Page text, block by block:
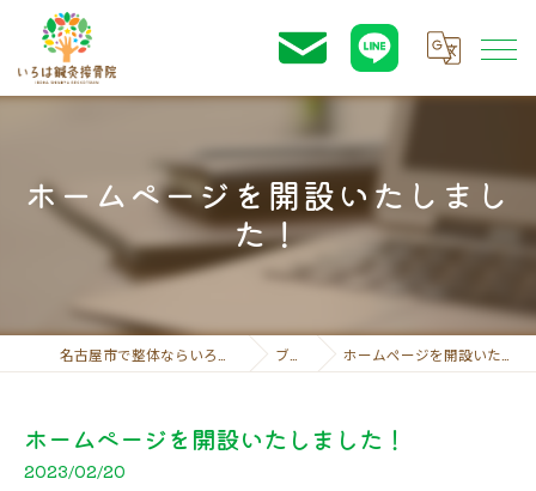
ホームページを開設いたしまし
た！
ブログ ホームページを開設いたしました！
ホームページを開設いたしました！
2023/02/20